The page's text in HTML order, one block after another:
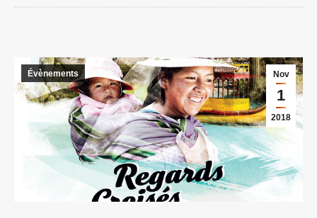
Nov
1
2018
Évènements